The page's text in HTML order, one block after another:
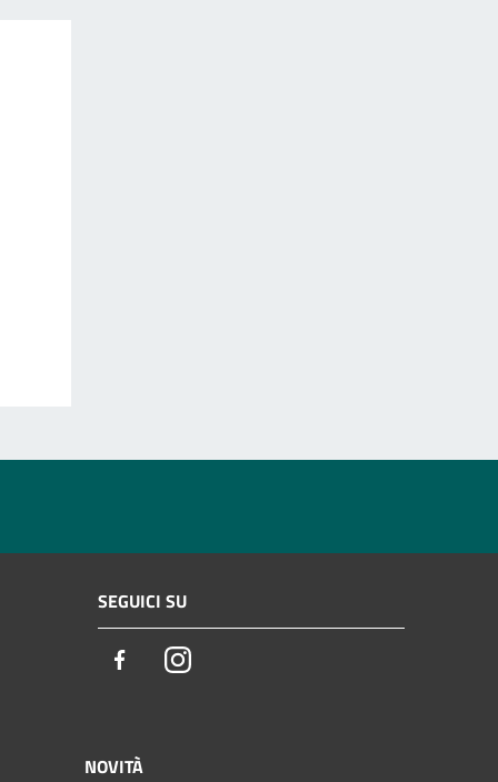
SEGUICI SU
FacebookInstagram
NOVITÀ